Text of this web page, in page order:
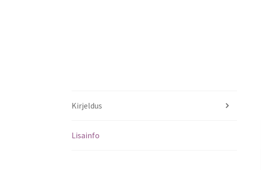
Kirjeldus
Lisainfo